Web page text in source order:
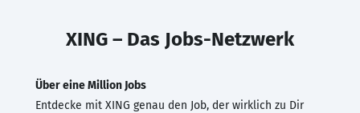
XING – Das Jobs-Netzwerk
Über eine Million Jobs
Entdecke mit XING genau den Job, der wirklich zu Dir